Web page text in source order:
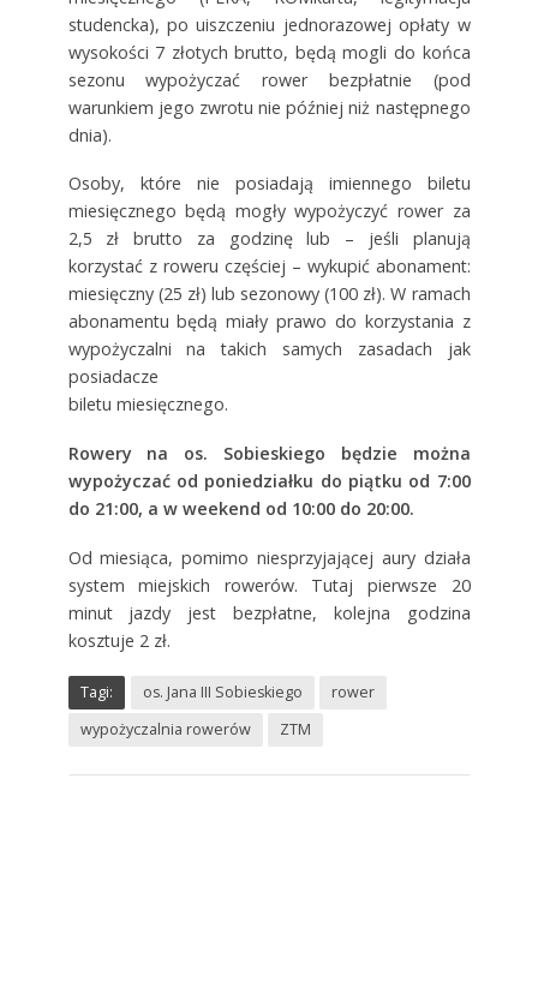
studencka), po uiszczeniu jednorazowej opłaty w
wysokości 7 złotych brutto, będą mogli do końca
sezonu wypożyczać rower bezpłatnie (pod
warunkiem jego zwrotu nie później niż następnego
dnia).
Osoby, które nie posiadają imiennego biletu
miesięcznego będą mogły wypożyczyć rower za
2,5 zł brutto za godzinę lub – jeśli planują
korzystać z roweru częściej – wykupić abonament:
miesięczny (25 zł) lub sezonowy (100 zł). W ramach
abonamentu będą miały prawo do korzystania z
wypożyczalni na takich samych zasadach jak
posiadacze
biletu miesięcznego.
Rowery na os. Sobieskiego będzie można
wypożyczać od poniedziałku do piątku od 7:00
do 21:00, a w weekend od 10:00 do 20:00.
Od miesiąca, pomimo niesprzyjającej aury działa
system miejskich rowerów. Tutaj pierwsze 20
minut jazdy jest bezpłatne, kolejna godzina
kosztuje 2 zł.
Tagi: os. Jana III Sobieskiego
rower
wypożyczalnia rowerów
ZTM